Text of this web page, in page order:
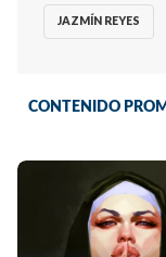
JAZMÍN REYES